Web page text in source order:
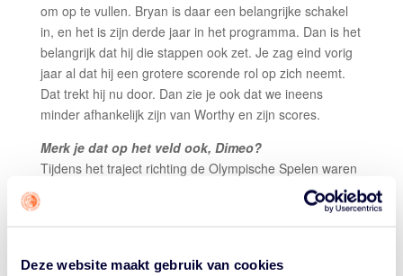
Deze website maakt gebruik van cookies
om op te vullen. Bryan is daar een belangrijke schakel
in, en het is zijn derde jaar in het programma. Dan is het
belangrijk dat hij die stappen ook zet. Je zag eind vorig
jaar al dat hij een grotere scorende rol op zich neemt.
Dat trekt hij nu door. Dan zie je ook dat we ineens
minder afhankelijk zijn van Worthy en zijn scores.
Merk je dat op het veld ook, Dimeo?
Tijdens het traject richting de Olympische Spelen waren
Worthy en ik bezig uit te vinden hoe we goed samen
konden spelen. Tijdens de tweede kwalificatie voor de
Olympische Spelen vorig jaar hebben we ‘het’ gevonden
te verdelen. Sinds toen heb ik het gevoel dat we goed